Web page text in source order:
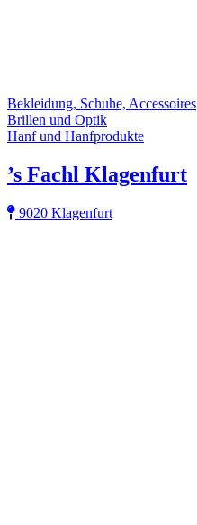
Bekleidung, Schuhe, Accessoires
Brillen und Optik
Hanf und Hanfprodukte
’s Fachl Klagenfurt
9020 Klagenfurt